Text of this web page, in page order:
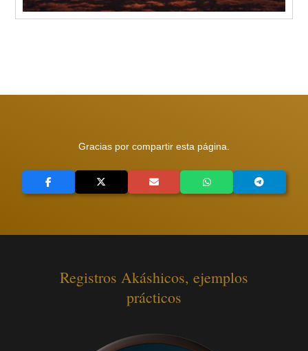
Gracias por compartir esta página.
Registros Akáshicos, ejemplos
prácticos